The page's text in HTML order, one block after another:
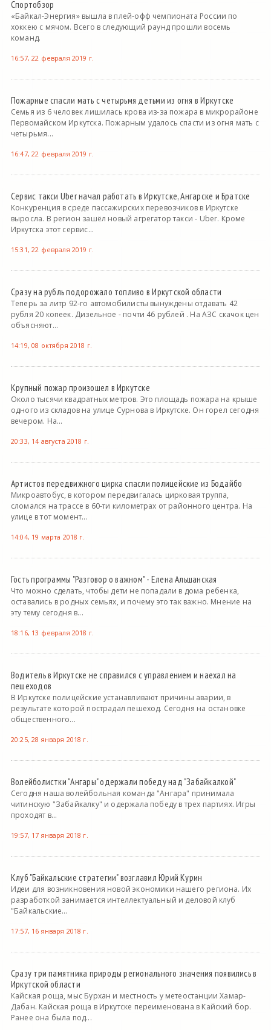
Спортобзор
«Байкал-Энергия» вышла в плей-офф чемпионата России по
хоккею с мячом. Всего в следующий раунд прошли восемь
команд.
16:57, 22 февраля 2019 г.
Пожарные спасли мать с четырьмя детьми из огня в Иркутске
Семья из 6 человек лишилась крова из-за пожара в микрорайоне
Первомайском Иркутска. Пожарным удалось спасти из огня мать с
четырьмя...
16:47, 22 февраля 2019 г.
Сервис такси Uber начал работать в Иркутске, Ангарске и Братске
Конкуренция в среде пассажирских перевозчиков в Иркутске
выросла. В регион зашёл новый агрегатор такси - Uber. Кроме
Иркутска этот сервис...
15:31, 22 февраля 2019 г.
Сразу на рубль подорожало топливо в Иркутской области
Теперь за литр 92-го автомобилисты вынуждены отдавать 42
рубля 20 копеек. Дизельное - почти 46 рублей . На АЗС скачок цен
объясняют...
14:19, 08 октября 2018 г.
Крупный пожар произошел в Иркутске
Около тысячи квадратных метров. Это площадь пожара на крыше
одного из складов на улице Сурнова в Иркутске. Он горел сегодня
вечером. На...
20:33, 14 августа 2018 г.
Артистов передвижного цирка спасли полицейские из Бодайбо
Микроавтобус, в котором передвигалась цирковая труппа,
сломался на трассе в 60-ти километрах от районного центра. На
улице в тот момент...
14:04, 19 марта 2018 г.
Гость программы "Разговор о важном" - Елена Альшанская
Что можно сделать, чтобы дети не попадали в дома ребенка,
оставались в родных семьях, и почему это так важно. Мнение на
эту тему сегодня в...
18:16, 13 февраля 2018 г.
Водитель в Иркутске не справился с управлением и наехал на
пешеходов
В Иркутске полицейские устанавливают причины аварии, в
результате которой пострадал пешеход. Сегодня на остановке
общественного...
20:25, 28 января 2018 г.
Волейболистки "Ангары" одержали победу над "Забайкалкой"
Сегодня наша волейбольная команда "Ангара" принимала
читинскую "Забайкалку" и одержала победу в трех партиях. Игры
проходят в...
19:57, 17 января 2018 г.
Клуб "Байкальские стратегии" возглавил Юрий Курин
Идеи для возникновения новой экономики нашего региона. Их
разработкой занимается интеллектуальный и деловой клуб
"Байкальские...
17:57, 16 января 2018 г.
Сразу три памятника природы регионального значения появились в
Иркутской области
Кайская роща, мыс Бурхан и местность у метеостанции Хамар-
Дабан. Кайская роща в Иркутске переименована в Кайский бор.
Ранее она была под...